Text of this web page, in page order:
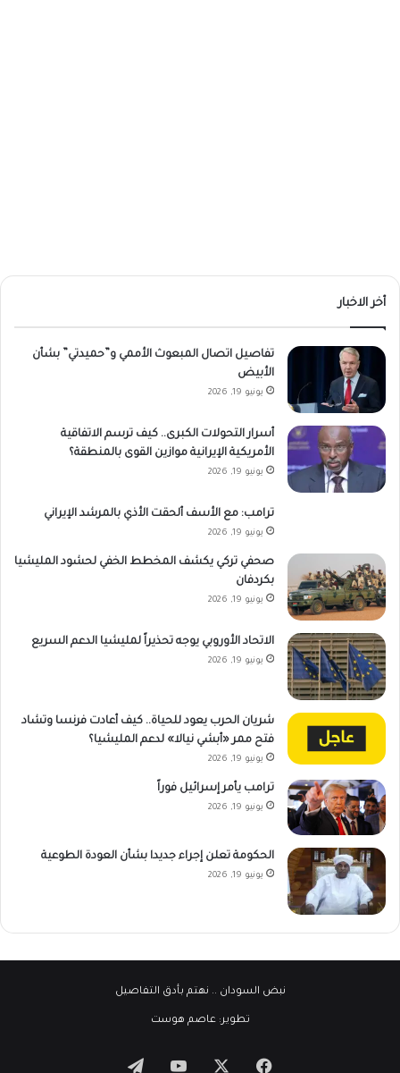
أخر الاخبار
تفاصيل اتصال المبعوث الأممي و”حميدتي” بشأن
الأبيض
يونيو 19, 2026
أسرار التحولات الكبرى.. كيف ترسم الاتفاقية
الأمريكية الإيرانية موازين القوى بالمنطقة؟
يونيو 19, 2026
ترامب: مع الأسف ألحقت الأذي بالمرشد الإيراني
يونيو 19, 2026
صحفي تركي يكشف المخطط الخفي لحشود المليشيا
بكردفان
يونيو 19, 2026
الاتحاد الأوروبي يوجه تحذيراً لمليشيا الدعم السريع
يونيو 19, 2026
شريان الحرب يعود للحياة.. كيف أعادت فرنسا وتشاد
فتح ممر «أبشي نيالا» لدعم المليشيا؟
يونيو 19, 2026
ترامب يأمر إسرائيل فوراً
يونيو 19, 2026
الحكومة تعلن إجراء جديدا بشأن العودة الطوعية
يونيو 19, 2026
نبض السودان .. نهتم بأدق التفاصيل
تطوير:عاصم هوست
فيسبوك ‫YouTubeتيلقرام